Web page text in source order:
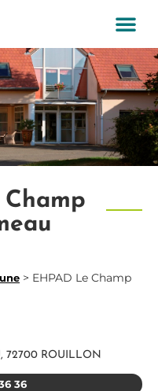
> EHPAD Le Champ
72700 ROUILLON
36